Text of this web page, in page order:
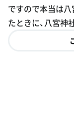
ですので本当は八
たときに、八宮神